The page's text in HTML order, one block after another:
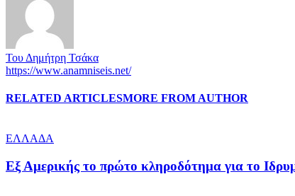
Του Δημήτρη Τσάκα
https://www.anamniseis.net/
RELATED ARTICLESMORE FROM AUTHOR
ΕΛΛΑΔΑ
Εξ Αμερικής το πρώτο κληροδότημα για το